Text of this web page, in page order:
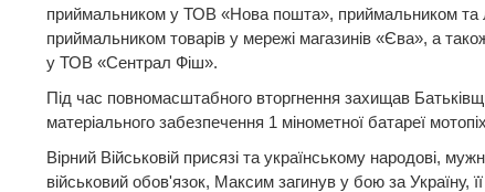
приймальником у ТОВ «Нова пошта», приймальником та
приймальником товарів у мережі магазинів «Єва», а
у ТОВ «Сентрал Фіш».
​Під час повномасштабного вторгнення захищав
матеріального забезпечення 1 мінометної батареї
​Вірний Військовій присязі та українському народові,
військовий обов'язок, Максим загинув у бою за Україну,